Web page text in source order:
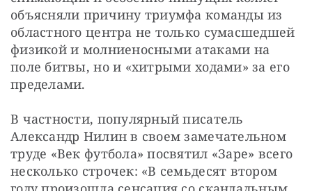
объясняли причину триумфа команды из
областного центра не только сумасшедшей
физикой и молниеносными атаками на
поле битвы, но и «хитрыми ходами» за его
пределами.
В частности, популярный писатель
Александр Нилин в своем замечательном
труде «Век футбола» посвятил «Заре» всего
несколько строчек: «В семьдесят втором